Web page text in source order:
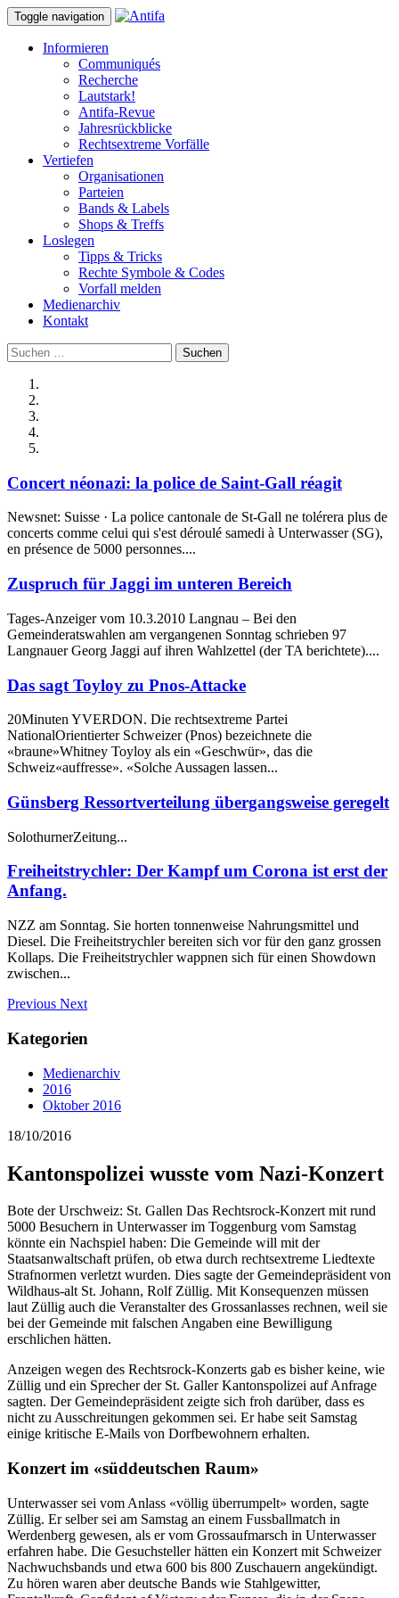
Toggle navigation
Informieren
Communiqués
Recherche
Lautstark!
Antifa-Revue
Jahresrückblicke
Rechtsextreme Vorfälle
Vertiefen
Organisationen
Parteien
Bands & Labels
Shops & Treffs
Loslegen
Tipps & Tricks
Rechte Symbole & Codes
Vorfall melden
Medienarchiv
Kontakt
Suchen
nach:
Concert néonazi: la police de Saint-Gall réagit
Newsnet: Suisse · La police cantonale de St-Gall ne tolérera plus de
concerts comme celui qui s'est déroulé samedi à Unterwasser (SG),
en présence de 5000 personnes....
Zuspruch für Jaggi im unteren Bereich
Tages-Anzeiger vom 10.3.2010 Langnau – Bei den
Gemeinderatswahlen am vergangenen Sonntag schrieben 97
Langnauer Georg Jaggi auf ihren Wahlzettel (der TA berichtete)....
Das sagt Toyloy zu Pnos-Attacke
20Minuten YVERDON. Die rechtsextreme Partei
NationalOrientierter Schweizer (Pnos) bezeichnete die
«braune»Whitney Toyloy als ein «Geschwür», das die
Schweiz«auffresse». «Solche Aussagen lassen...
Günsberg Ressortverteilung übergangsweise geregelt
SolothurnerZeitung...
Freiheitstrychler: Der Kampf um Corona ist erst der
Anfang.
NZZ am Sonntag. Sie horten tonnenweise Nahrungsmittel und
Diesel. Die Freiheitstrychler bereiten sich vor für den ganz grossen
Kollaps. Die Freiheitstrychler wappnen sich für einen Showdown
zwischen...
Previous Next
Kategorien
Medienarchiv
2016
Oktober 2016
18/10/2016
Kantonspolizei wusste vom Nazi-Konzert
Bote der Urschweiz: St. Gallen Das Rechtsrock-Konzert mit rund
5000 Besuchern in Unterwasser im Toggenburg vom Samstag
könnte ein Nachspiel haben: Die Gemeinde will mit der
Staatsanwaltschaft prüfen, ob etwa durch rechtsextreme Liedtexte
Strafnormen verletzt wurden. Dies sagte der Gemeindepräsident von
Wildhaus-alt St. Johann, Rolf Züllig. Mit Konsequenzen müssen
laut Züllig auch die Veranstalter des Grossanlasses rechnen, weil sie
bei der Gemeinde mit falschen Angaben eine Bewilligung
erschlichen hätten.
Anzeigen wegen des Rechtsrock-Konzerts gab es bisher keine, wie
Züllig und ein Sprecher der St. Galler Kantonspolizei auf Anfrage
sagten. Der Gemeindepräsident zeigte sich froh darüber, dass es
nicht zu Ausschreitungen gekommen sei. Er habe seit Samstag
einige kritische E-Mails von Dorfbewohnern erhalten.
Konzert im «süddeutschen Raum»
Unterwasser sei vom Anlass «völlig überrumpelt» worden, sagte
Züllig. Er selber sei am Samstag an einem Fussballmatch in
Werdenberg gewesen, als er vom Grossaufmarsch in Unterwasser
erfahren habe. Die Gesuchsteller hätten ein Konzert mit Schweizer
Nachwuchsbands und etwa 600 bis 800 Zuschauern angekündigt.
Zu hören waren aber deutsche Bands wie Stahlgewitter,